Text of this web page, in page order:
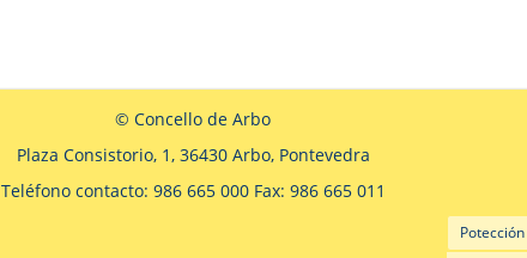
© Concello de Arbo
Plaza Consistorio, 1, 36430 Arbo, Pontevedra
Teléfono contacto: 986 665 000 Fax: 986 665 011